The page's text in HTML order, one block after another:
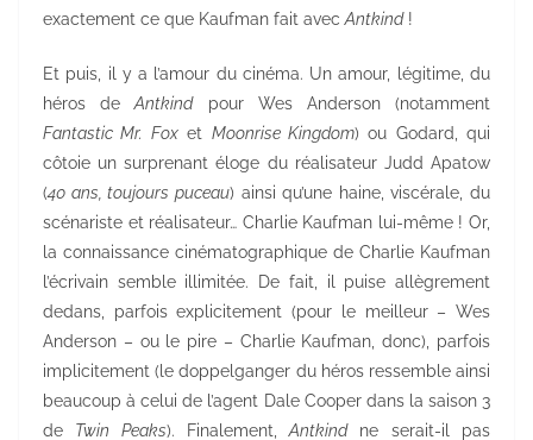
exactement ce que Kaufman fait avecAntkind!
Et puis, il y a l’amour du cinéma. Un amour, légitime, du
héros deAntkindpour Wes Anderson (notamment
Fantastic Mr. Foxet Moonrise Kingdom) ou Godard, qui
côtoie un surprenant éloge du réalisateur Judd Apatow
(40 ans, toujours puceau) ainsi qu’une haine, viscérale, du
scénariste et réalisateur… Charlie Kaufman lui-même ! Or,
la connaissance cinématographique de Charlie Kaufman
l’écrivain semble illimitée. De fait, il puise allègrement
dedans, parfois explicitement (pour le meilleur – Wes
Anderson – ou le pire – Charlie Kaufman, donc), parfois
implicitement (le doppelganger du héros ressemble ainsi
beaucoup à celui de l’agent Dale Cooper dans la saison 3
de Twin Peaks). Finalement,Antkindne serait-il pas